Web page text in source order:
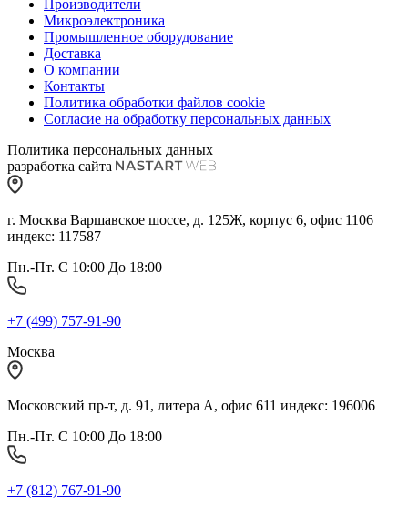
Производители
Микроэлектроника
Промышленное оборудование
Доставка
О компании
Контакты
Политика обработки файлов cookie
Согласие на обработку персональных данных
Политика персональных данных
разработка сайта
г. Москва Варшавское шоссе, д. 125Ж, корпус 6, офис 1106
индекс: 117587
Пн.-Пт. С 10:00 До 18:00
+7 (499) 757-91-90
Москва
Московский пр-т, д. 91, литера А, офис 611 индекс: 196006
Пн.-Пт. С 10:00 До 18:00
+7 (812) 767-91-90